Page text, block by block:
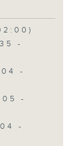
-
-
-
-